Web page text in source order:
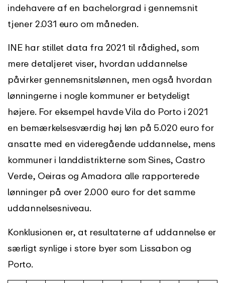
indehavere af en bachelorgrad i gennemsnit
tjener 2.031 euro om måneden.
INE har stillet data fra 2021 til rådighed, som
mere detaljeret viser, hvordan uddannelse
påvirker gennemsnitslønnen, men også hvordan
lønningerne i nogle kommuner er betydeligt
højere. For eksempel havde Vila do Porto i 2021
en bemærkelsesværdig høj løn på 5.020 euro for
ansatte med en videregående uddannelse, mens
kommuner i landdistrikterne som Sines, Castro
Verde, Oeiras og Amadora alle rapporterede
lønninger på over 2.000 euro for det samme
uddannelsesniveau.
Konklusionen er, at resultaterne af uddannelse er
særligt synlige i store byer som Lissabon og
Porto.